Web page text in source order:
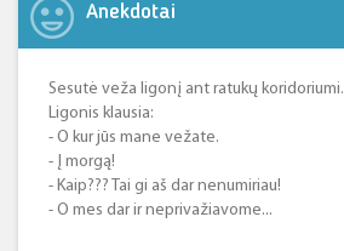
Anekdotai
Sesutė veža ligonį ant ratukų koridoriumi.
Ligonis klausia:
- O kur jūs mane vežate.
- Į morgą!
- Kaip??? Tai gi aš dar nenumiriau!
- O mes dar ir neprivažiavome...